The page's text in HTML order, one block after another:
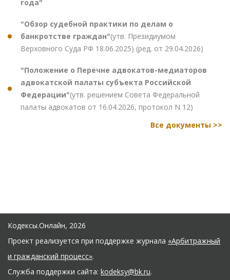
года"
"Обзор судебной практики по делам о
банкротстве граждан"(утв. Президиумом
Верховного Суда РФ 18.06.2025) (ред. от 29.04.2026)
"Положение о Перечне адвокатов-медиаторов
адвокатской палаты субъекта Российской
Федерации"(утв. решением Совета Федеральной
палаты адвокатов от 16.04.2026, протокол N 12)
Все документы >>
Кодексы.Онлайн, 2026
Проект реализуется при поддержке журнала «Арбитражный
и гражданский процесс».
Служба поддержки сайта: kodeksy@bk.ru.